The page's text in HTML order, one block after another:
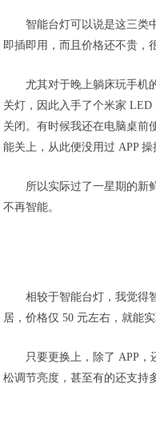
智能台灯可以说是这三类
即插即用，而且价格还不贵，
尤其对于晚上躺床玩手机
关灯，因此入手了个米家
关闭。有时候我还在电脑桌前
能关上，从此便没用过 APP 操
所以实际过了一星期的新
不再智能。
相较于智能台灯，我觉得
居，价格仅 50 元左右，就能实
只要更换上，除了 APP
松调节亮度，甚至有的还支持